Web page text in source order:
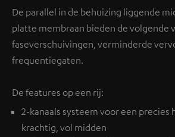
De parallel in de behuizing liggende
platte membraan bieden de volgende
faseverschuivingen, verminderde
frequentiegaten.
De features op een rij:
2-kanaals systeem voor een precies
krachtig, vol midden